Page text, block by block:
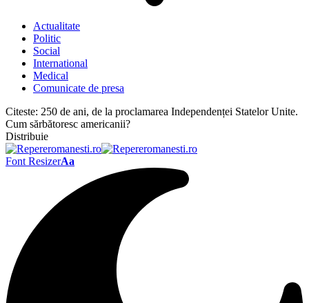
Actualitate
Politic
Social
International
Medical
Comunicate de presa
Citeste: 250 de ani, de la proclamarea Independenței Statelor Unite.
Cum sărbătoresc americanii?
Distribuie
Font ResizerAa